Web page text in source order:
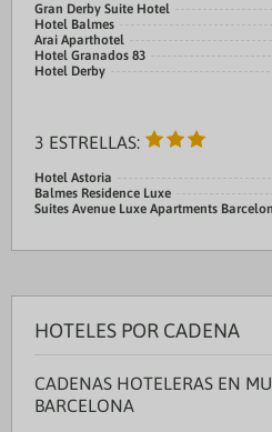
Gran Derby Suite Hotel
Hotel Balmes
Arai Aparthotel
Hotel Granados 83
Hotel Derby
3 ESTRELLAS:
Hotel Astoria
Balmes Residence Luxe
Suites Avenue Luxe Apartments
HOTELES POR CADENA
CADENAS HOTELERAS EN
BARCELONA